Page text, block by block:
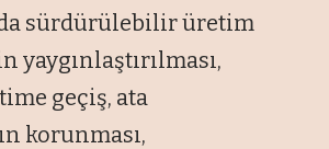
sürdürülebilir üretim
geçiş, ata
korunması,